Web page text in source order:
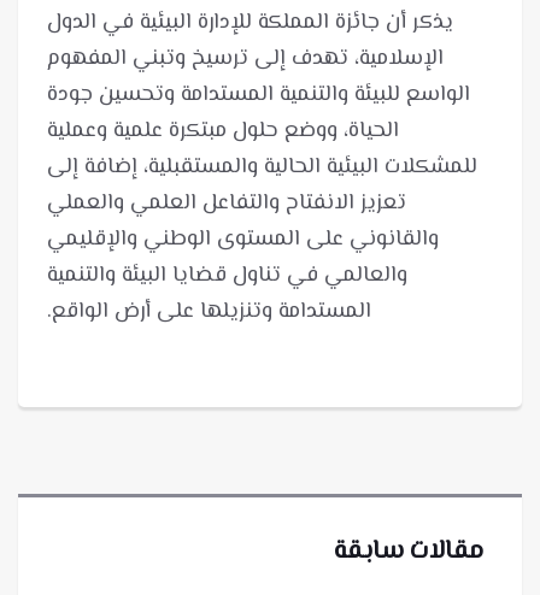
يذكر أن جائزة المملكة للإدارة البيئية في الدول
الإسلامية، تهدف إلى ترسيخ وتبني المفهوم
الواسع للبيئة والتنمية المستدامة وتحسين جودة
الحياة، ووضع حلول مبتكرة علمية وعملية
للمشكلات البيئية الحالية والمستقبلية، إضافة إلى
تعزيز الانفتاح والتفاعل العلمي والعملي
والقانوني على المستوى الوطني والإقليمي
والعالمي في تناول قضايا البيئة والتنمية
المستدامة وتنزيلها على أرض الواقع.
مقالات سابقة